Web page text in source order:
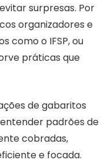
surpresas. Por
organizadores e
como o IFSP, ou
práticas que
de gabaritos
padrões de
cobradas,
e focada.